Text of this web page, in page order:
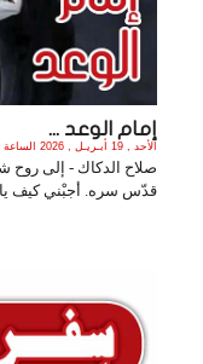
إمام الوعد ...
الأحد , 19 أبـريـل , 2026 الساعة 1:13:18 AM
صلاح الدكاك - إلى روح
قدّس سره. أجبْني كيف يا